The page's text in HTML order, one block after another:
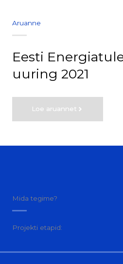
Aruanne
Eesti
uuring 2021
Loe aruannet
Mida tegime?
Projekti etapid: